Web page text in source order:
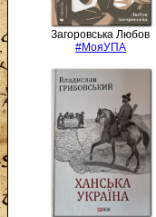
Загоровська Любов
#МояУПА